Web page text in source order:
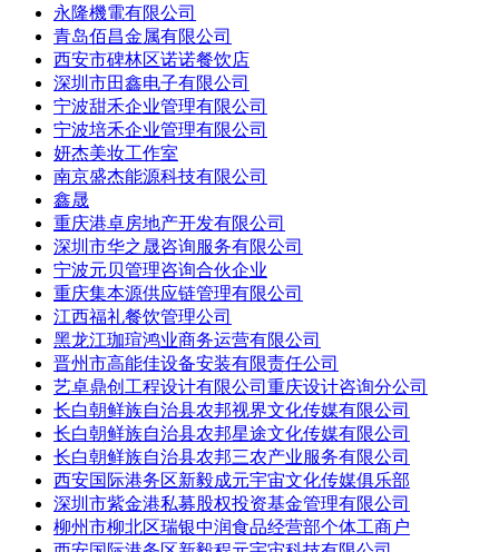
永隆機電有限公司
青岛佰昌金属有限公司
西安市碑林区诺诺餐饮店
深圳市田鑫电子有限公司
宁波甜禾企业管理有限公司
宁波培禾企业管理有限公司
妍杰美妆工作室
南京盛杰能源科技有限公司
鑫晟
重庆港卓房地产开发有限公司
深圳市华之晟咨询服务有限公司
宁波元贝管理咨询合伙企业
重庆集本源供应链管理有限公司
江西福礼餐饮管理公司
黑龙江珈瑄鸿业商务运营有限公司
晋州市高能佳设备安装有限责任公司
艺卓鼎创工程设计有限公司重庆设计咨询分公司
长白朝鲜族自治县农邦视界文化传媒有限公司
长白朝鲜族自治县农邦星途文化传媒有限公司
长白朝鲜族自治县农邦三农产业服务有限公司
西安国际港务区新毅成元宇宙文化传媒俱乐部
深圳市紫金港私募股权投资基金管理有限公司
柳州市柳北区瑞银中润食品经营部个体工商户